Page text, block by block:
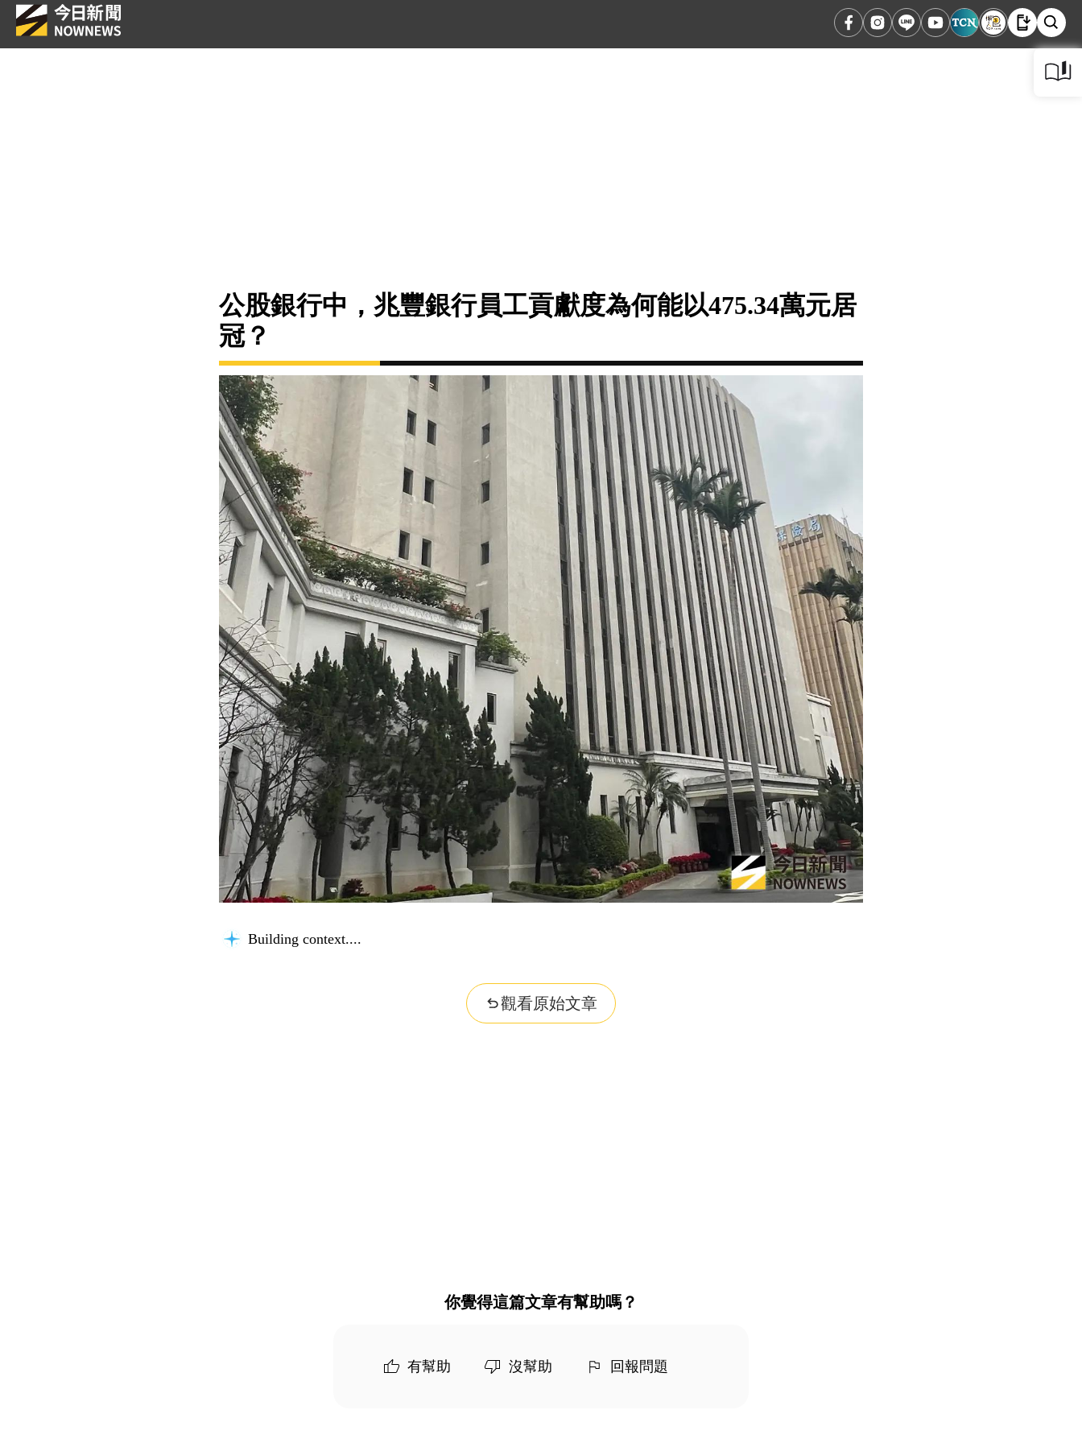
公股銀行中，兆豐銀行員工貢獻度為何能以475.34萬元居
冠？
Building context...
觀看原始文章
你覺得這篇文章有幫助嗎？
有幫助 沒幫助 回報問題